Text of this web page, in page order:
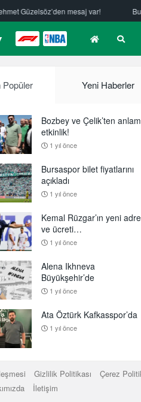
Bursaspor Yörsan’da altyapı seçmeleri
F1 NBA
Popüler Yeni Haberler
Bozbey ve Çelik’ten
etkinlik!
1 yıl önce
Bursaspor bilet fiyatlarını
açıkladı
1 yıl önce
Kemal Rüzgar’ın yeni
ve ücreti…
1 yıl önce
Alena Ikhneva
Büyükşehir’de
1 yıl önce
Ata Öztürk Kafkasspor’da
1 yıl önce
Gizlilik Politikası
Çerez
İletişim